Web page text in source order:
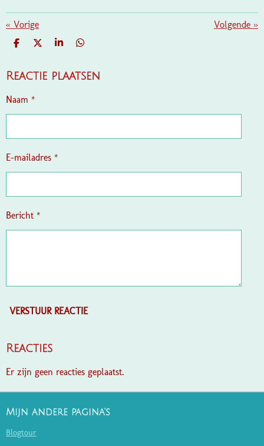
« Vorige Volgende »
D
E
D
L
S
R
D
E
Reactie plaatsen
Naam *
E-mailadres *
Bericht *
VERSTUUR REACTIE
Reacties
Er zijn geen reacties geplaatst.
Mijn andere pagina's
Blogtour